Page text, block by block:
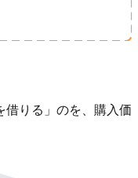
借りる」のを、購入価